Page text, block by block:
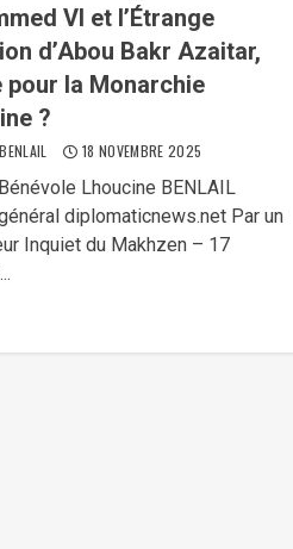
VI et l’Étrange
d’Abou Bakr Azaitar,
pour la Monarchie
?
18 NOVEMBRE 2025
Lhoucine BENLAIL
diplomaticnews.net Par un
Inquiet du Makhzen – 17